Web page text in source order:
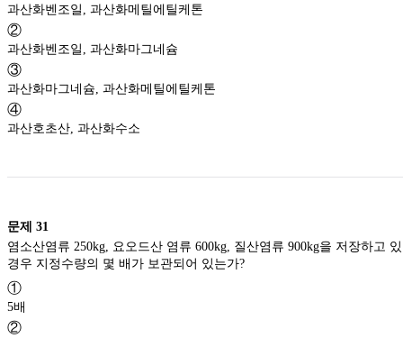
과산화벤조일, 과산화메틸에틸케톤
②
과산화벤조일, 과산화마그네슘
③
과산화마그네슘, 과산화메틸에틸케톤
④
과산호초산, 과산화수소
문제 31
염소산염류 250kg, 요오드산 염류 600kg, 질산염류 900kg을 저장하고
①
5배
②